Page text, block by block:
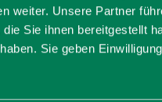
weiter. Unsere Partner
Sie ihnen bereitgestellt
Sie geben